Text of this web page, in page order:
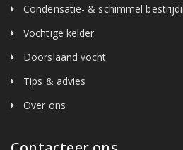
Condensatie- & schimmel
Vochtige kelder
Doorslaand vocht
Tips & advies
Over ons